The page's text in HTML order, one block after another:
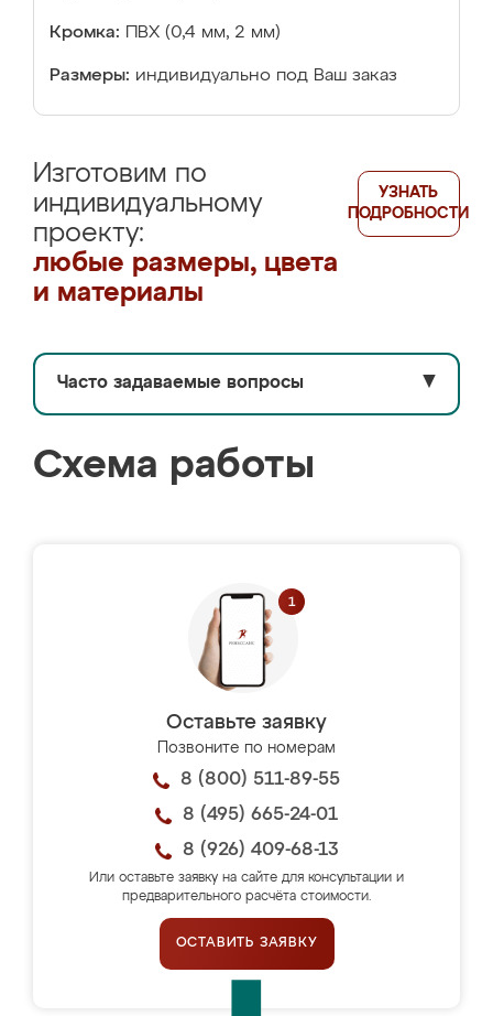
Кромка: ПВХ (0,4 мм, 2 мм)
Размеры: индивидуально под Ваш заказ
Изготовим по
индивидуальному
проекту:
любые размеры, цвета
и материалы
УЗНАТЬ
ПОДРОБНОСТИ
Часто задаваемые вопросы ▼
Схема работы
Оставьте заявку
Позвоните по номерам
8 (800) 511-89-55
8 (495) 665-24-01
8 (926) 409-68-13
Или оставьте заявку на сайте для консультации и
предварительного расчёта стоимости.
ОСТАВИТЬ ЗАЯВКУ